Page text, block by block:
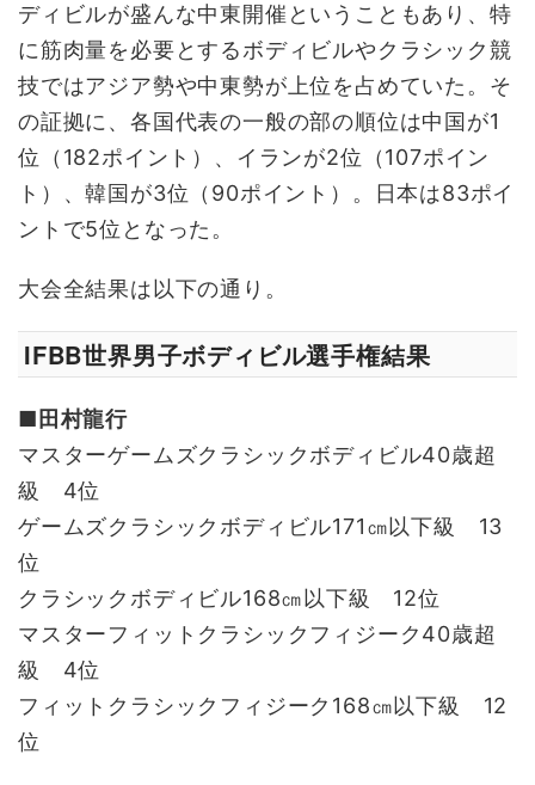
ディビルが盛んな中東開催ということもあり、特
に筋肉量を必要とするボディビルやクラシック競
技ではアジア勢や中東勢が上位を占めていた。そ
の証拠に、各国代表の一般の部の順位は中国が1
位（182ポイント）、イランが2位（107ポイン
ト）、韓国が3位（90ポイント）。日本は83ポイ
ントで5位となった。
大会全結果は以下の通り。
IFBB世界男子ボディビル選手権結果
■田村龍行
マスターゲームズクラシックボディビル40歳超
級 4位
ゲームズクラシックボディビル171㎝以下級 13
位
クラシックボディビル168㎝以下級 12位
マスターフィットクラシックフィジーク40歳超
級 4位
フィットクラシックフィジーク168㎝以下級 12
位